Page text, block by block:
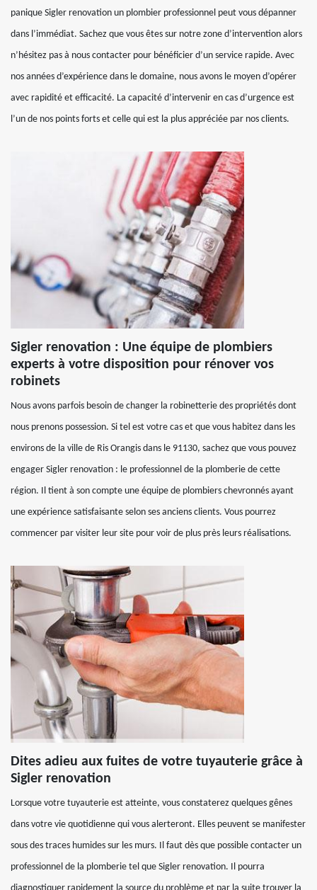
panique Sigler renovation un plombier professionnel peut vous dépanner
dans l’immédiat. Sachez que vous êtes sur notre zone d’intervention alors
n’hésitez pas à nous contacter pour bénéficier d’un service rapide. Avec
nos années d’expérience dans le domaine, nous avons le moyen d’opérer
avec rapidité et efficacité. La capacité d’intervenir en cas d’urgence est
l’un de nos points forts et celle qui est la plus appréciée par nos clients.
Sigler renovation : Une équipe de plombiers
experts à votre disposition pour rénover vos
robinets
Nous avons parfois besoin de changer la robinetterie des propriétés dont
nous prenons possession. Si tel est votre cas et que vous habitez dans les
environs de la ville de Ris Orangis dans le 91130, sachez que vous pouvez
engager Sigler renovation : le professionnel de la plomberie de cette
région. Il tient à son compte une équipe de plombiers chevronnés ayant
une expérience satisfaisante selon ses anciens clients. Vous pourrez
commencer par visiter leur site pour voir de plus près leurs réalisations.
Dites adieu aux fuites de votre tuyauterie grâce à
Sigler renovation
Lorsque votre tuyauterie est atteinte, vous constaterez quelques gênes
dans votre vie quotidienne qui vous alerteront. Elles peuvent se manifester
sous des traces humides sur les murs. Il faut dès que possible contacter un
professionnel de la plomberie tel que Sigler renovation. Il pourra